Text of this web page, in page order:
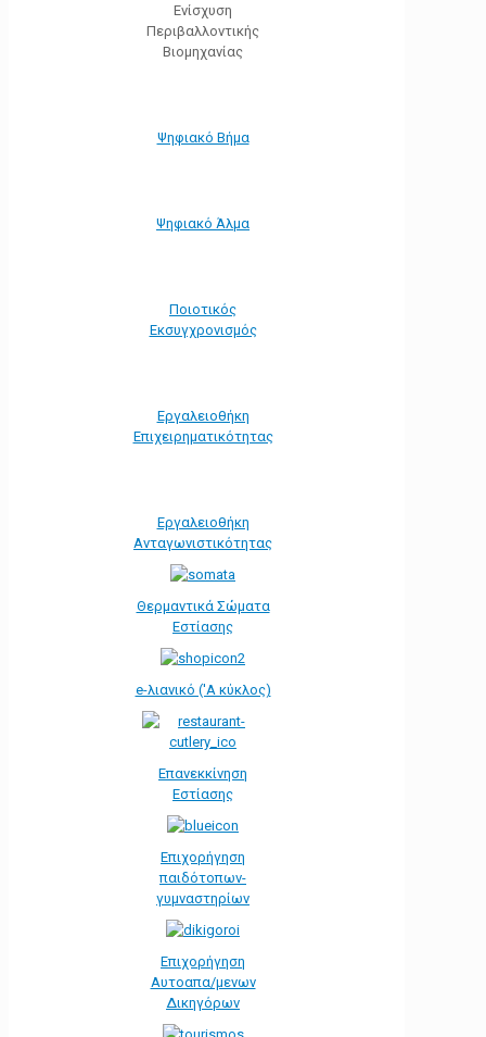
Ενίσχυση
Περιβαλλοντικής
Βιομηχανίας
Ψηφιακό Βήμα
Ψηφιακό Άλμα
Ποιοτικός
Εκσυγχρονισμός
Εργαλειοθήκη
Eπιχειρηματικότητας
Εργαλειοθήκη
Ανταγωνιστικότητας
Θερμαντικά Σώματα
Εστίασης
e-λιανικό ('Α κύκλος)
Επανεκκίνηση
Εστίασης
Επιχορήγηση
παιδότοπων-
γυμναστηρίων
Επιχορήγηση
Αυτοαπα/μενων
Δικηγόρων